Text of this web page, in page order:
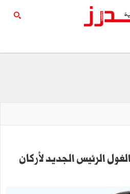
الرئيس الجديد لأركان